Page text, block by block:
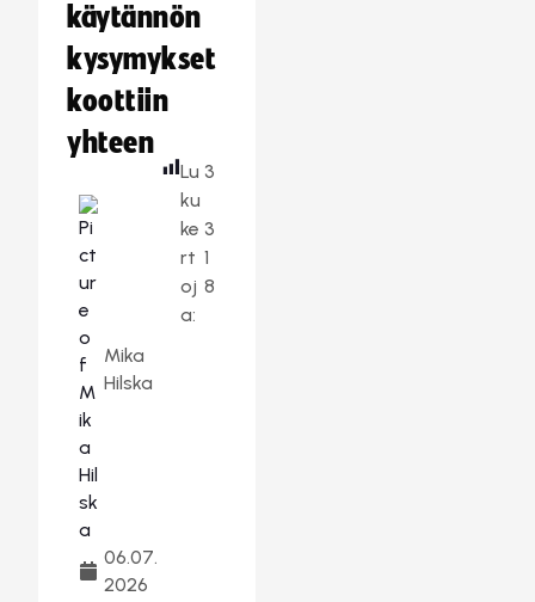
käytännön
kysymykset
koottiin
yhteen
Mika
Hilska
06.07.
2026
Lu
ku
ke
rt
oj
a:
3
3
1
8